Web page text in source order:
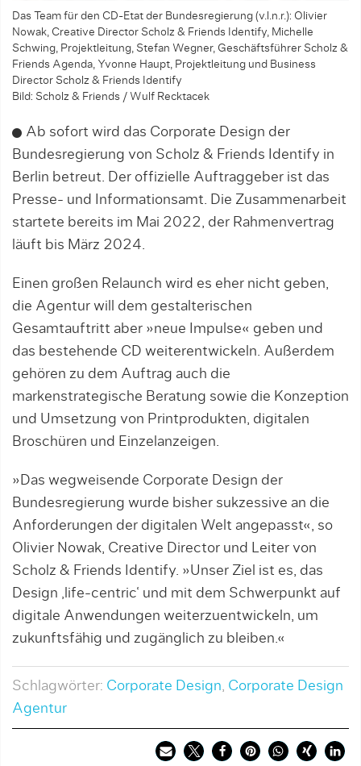
Das Team für den CD-Etat der Bundesregierung (v.l.n.r.): Olivier
Nowak, Creative Director Scholz & Friends Identify, Michelle
Schwing, Projektleitung, Stefan Wegner, Geschäftsführer Scholz &
Friends Agenda, Yvonne Haupt, Projektleitung und Business
Director Scholz & Friends Identify
Bild: Scholz & Friends / Wulf Recktacek
Ab sofort wird das Corporate Design der
Bundesregierung von Scholz & Friends Identify in
Berlin betreut. Der offizielle Auftraggeber ist das
Presse- und Informationsamt. Die Zusammenarbeit
startete bereits im Mai 2022, der Rahmenvertrag
läuft bis März 2024.
Einen großen Relaunch wird es eher nicht geben,
die Agentur will dem gestalterischen
Gesamtauftritt aber »neue Impulse« geben und
das bestehende CD weiterentwickeln. Außerdem
gehören zu dem Auftrag auch die
markenstrategische Beratung sowie die Konzeption
und Umsetzung von Printprodukten, digitalen
Broschüren und Einzelanzeigen.
»Das wegweisende Corporate Design der
Bundesregierung wurde bisher sukzessive an die
Anforderungen der digitalen Welt angepasst«, so
Olivier Nowak, Creative Director und Leiter von
Scholz & Friends Identify. »Unser Ziel ist es, das
Design ‚life-centric‘ und mit dem Schwerpunkt auf
digitale Anwendungen weiterzuentwickeln, um
zukunftsfähig und zugänglich zu bleiben.«
Schlagwörter: Corporate Design, Corporate Design
Agentur